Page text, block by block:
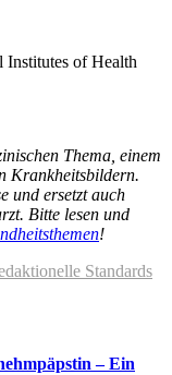
of Health
Thema, einem
Krankheitsbildern.
und ersetzt auch
Bitte lesen und
!
Standards
– Ein